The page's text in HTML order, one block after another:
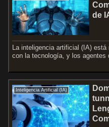
de
La inteligencia artificial (IA)
con la tecnología, y los agentes
Inteligencia Artificial (IA)